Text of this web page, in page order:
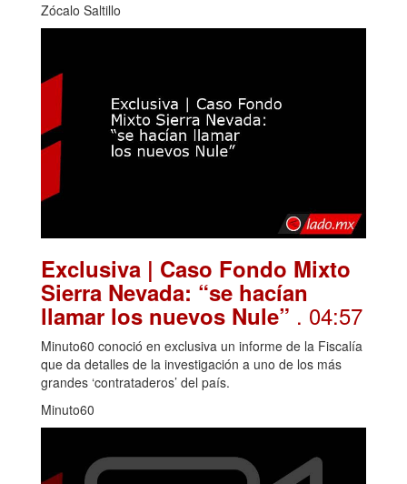
Zócalo Saltillo
Exclusiva | Caso Fondo Mixto
Sierra Nevada: “se hacían
llamar los nuevos Nule” . 04:57
Minuto60 conoció en exclusiva un informe de la Fiscalía
que da detalles de la investigación a uno de los más
grandes ‘contrataderos’ del país.
Minuto60